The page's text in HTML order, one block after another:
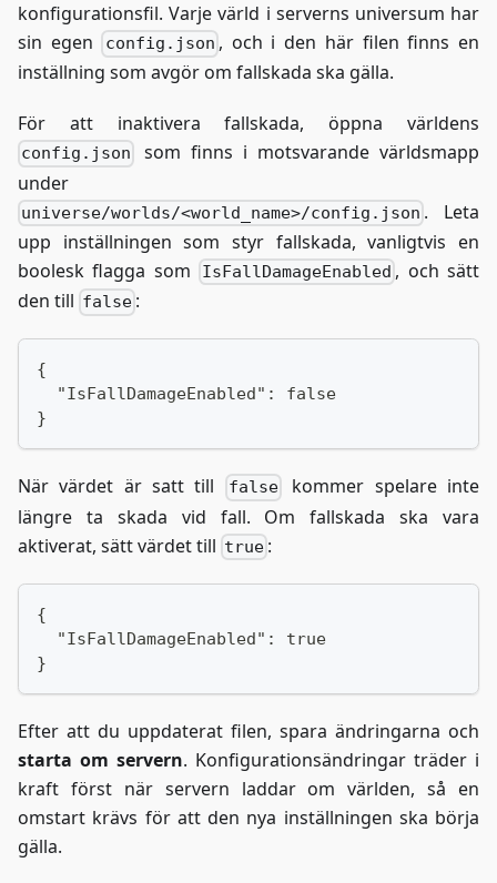
konfigurationsfil. Varje värld i serverns universum har
sin egen
config.json , och i den här filen finns en
inställning som avgör om fallskada ska gälla.
För att inaktivera fallskada, öppna världens
config.json
som finns i motsvarande världsmapp
under
universe/worlds/<world_name>/config.json . Leta
upp inställningen som styr fallskada, vanligtvis en
boolesk flagga som
IsFallDamageEnabled , och sätt
den till false :
{
  "IsFallDamageEnabled": false
}
När värdet är satt till false
kommer spelare inte
längre ta skada vid fall. Om fallskada ska vara
aktiverat, sätt värdet till true :
{
  "IsFallDamageEnabled": true
}
Efter att du uppdaterat filen, spara ändringarna och
starta om servern. Konfigurationsändringar träder i
kraft först när servern laddar om världen, så en
omstart krävs för att den nya inställningen ska börja
gälla.